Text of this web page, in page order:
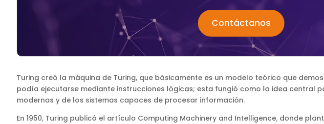
Contáctanos
Turing creó la máquina de Turing, que básicamente es un modelo teórico que
podía ejecutarse mediante instrucciones lógicas; esta fungió como la idea central
modernas y de los sistemas capaces de procesar información.
En 1950, Turing publicó el artículo Computing Machinery and Intelligence, donde